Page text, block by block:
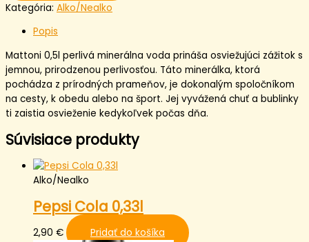
Kategória: Alko/Nealko
Popis
Mattoni 0,5l perlivá minerálna voda prináša osviežujúci zážitok s
jemnou, prirodzenou perlivosťou. Táto minerálka, ktorá
pochádza z prírodných prameňov, je dokonalým spoločníkom
na cesty, k obedu alebo na šport. Jej vyvážená chuť a bublinky
ti zaistia osvieženie kedykoľvek počas dňa.
Súvisiace produkty
Alko/Nealko
Pepsi Cola 0,33l
2,90 € Pridať do košíka